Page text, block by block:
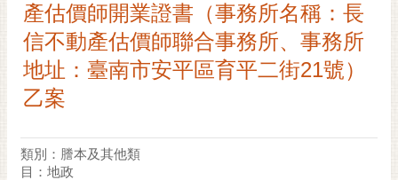
市府動態
市府團隊
市政資訊
產估價師開業證書（事務所名稱：長
信不動產估價師聯合事務所、事務所
地址：臺南市安平區育平二街21號）
乙案
類別：謄本及其他類
目：地政